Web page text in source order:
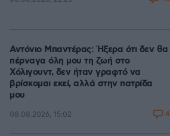
Αντόνιο Μπαντέρας: Ήξερα ότι δεν θα
πέρναγα όλη μου τη ζωή στο
Χόλιγουντ, δεν ήταν γραφτό να
βρίσκομαι εκεί, αλλά στην πατρίδα
μου
08.08.2026, 15:02 4